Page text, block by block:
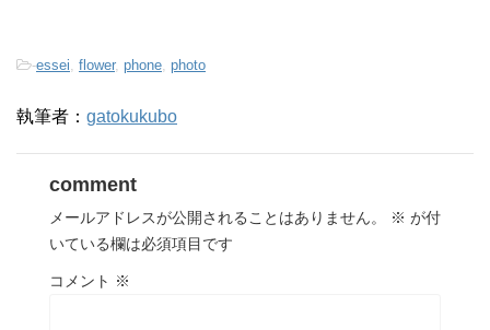
-essei flower, phone photo
執筆者： gatokukubo
comment
メールアドレスが公開されることはありません。 ※ が付
いている欄は必須項目です
コメント ※